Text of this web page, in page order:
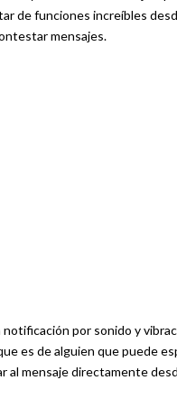
de funciones increíbles
mensajes.
por sonido y
es de alguien que puede
mensaje directamente